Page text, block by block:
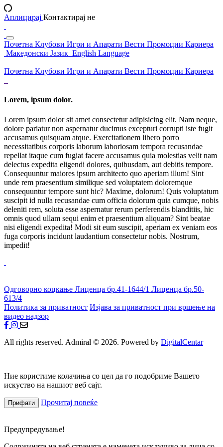
Аплицирај Контактирај не
Почетна Клубови Игри и Апарати Вести Промоции Кариера
Македонски Јазик English Language
Почетна Клубови Игри и Апарати Вести Промоции Кариера
Lorem, ipsum dolor.
Lorem ipsum dolor sit amet consectetur adipisicing elit. Nam neque,
dolore pariatur non aspernatur ducimus excepturi corrupti iste fugit
accusamus quisquam atque. Exercitationem libero porro
necessitatibus corporis laborum laboriosam tempora recusandae
repellat itaque cum fugiat facere accusamus quia molestias velit nam
delectus expedita eligendi dolores, quibusdam, aut debitis tempore.
Consequuntur maiores ipsum architecto quo aperiam illum! Sint
unde rem praesentium similique sed voluptatem doloremque
consequuntur tempore sunt hic? Maxime, dolorum! Quis voluptatum
suscipit id nulla recusandae cum officia dolorum quia cumque, nobis
deleniti rem, soluta esse aspernatur rerum perferendis blanditiis, hic
omnis quod ullam sequi enim et praesentium aliquam? Sint beatae
nisi eligendi expedita! Modi sit eum suscipit, aperiam ex veniam eos
fuga corporis incidunt laudantium consectetur nobis. Nostrum,
impedit!
Одговорно коцкање Лиценца бр.41-1644/1 Лиценца бр.50-
613/4
Политика за приватност Изјава за приватност при вршење на
видео надзор
All rights reserved. Admiral © 2026. Powered by DigitalCentar
Ние користиме колачиња со цел да го подобриме Вашето
искуство на нашиот веб сајт.
Прифати Прочитај повеќе
Предупредување!